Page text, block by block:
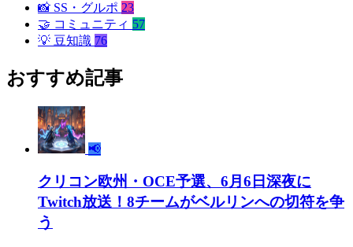
📸 SS・グルポ 23
🤝 コミュニティ 57
💡 豆知識 76
おすすめ記事
📢
クリコン欧州・OCE予選、6月6日深夜に
Twitch放送！8チームがベルリンへの切符を争
う